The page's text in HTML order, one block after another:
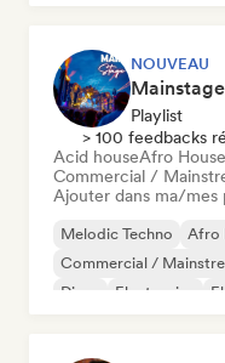
NOUVEAU
Playlist
> 100 feedbacks
Acid houseAfro
Commercial /
Ajouter dans ma/mes
Melodic Techno
Afro
Commercial /
Disco
Electronica